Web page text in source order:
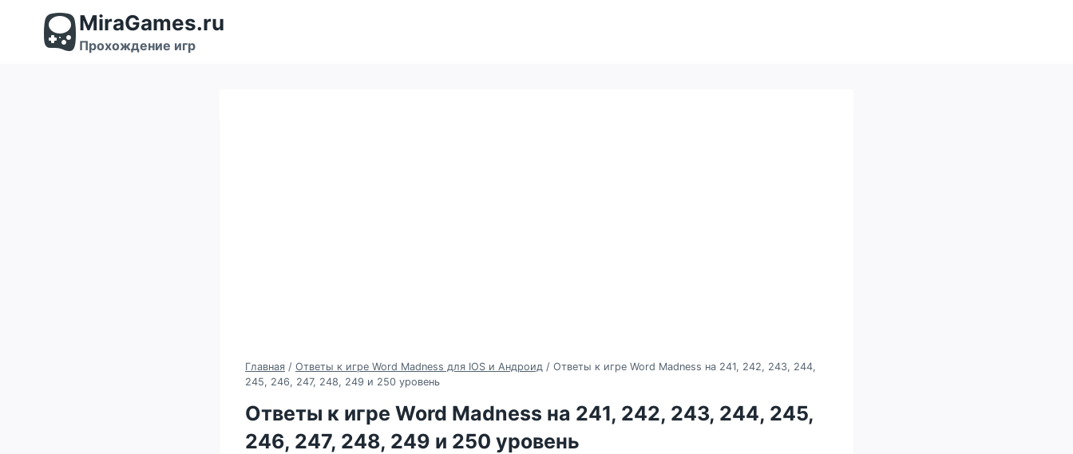
содержимому
MiraGames.ru
Прохождение игр
Главная / Ответы к игре Word Madness для IOS и Андроид / Ответы к игре Word Madness на 241, 242, 243, 244,
245, 246, 247, 248, 249 и 250 уровень
Ответы к игре Word Madness на 241, 242, 243, 244, 245,
246, 247, 248, 249 и 250 уровень